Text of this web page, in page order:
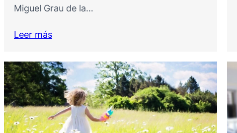
Miguel Grau de la…
Leer más